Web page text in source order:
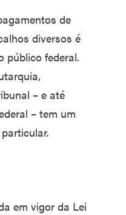
de
diversos é
público fede­ral.
– e até
– tem um
em vi­gor da Lei